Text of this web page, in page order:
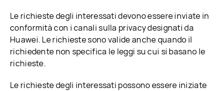
Le richieste degli interessati devono essere inviate in
conformità con i canali sulla privacy designati da
Huawei. Le richieste sono valide anche quando il
richiedente non specifica le leggi su cui si basano le
richieste.
Le richieste degli interessati possono essere iniziate